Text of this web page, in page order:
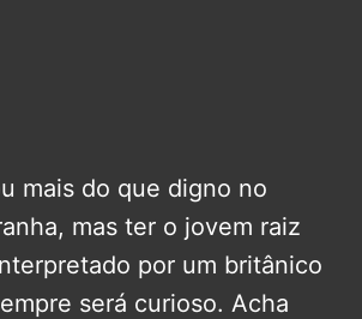
mais do que digno no
mas ter o jovem raiz
por um britânico
será curioso. Acha